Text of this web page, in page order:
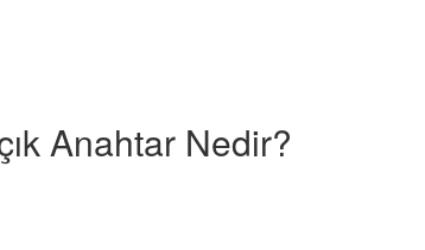
Anahtar Nedir?